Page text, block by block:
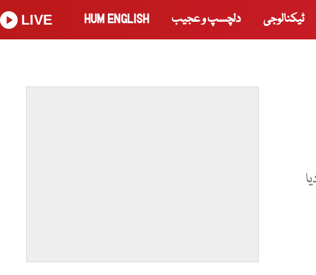
ٹیکنالوجی دلچسپ و عجیب HUM ENGLISH
LIVE